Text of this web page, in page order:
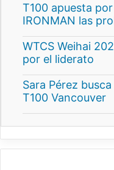
T100 apuesta
IRONMAN las
WTCS Weihai
por el liderato
Sara Pérez
T100 Vancouver